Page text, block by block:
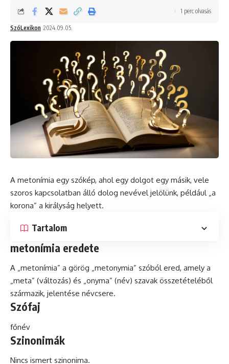
SzóLexikon 2024.09.05.
1 perc olvasás
A metonímia egy szókép, ahol egy dolgot egy másik, vele
szoros kapcsolatban álló dolog nevével jelölünk, például „a
korona” a királyság helyett.
Tartalom
metonímia eredete
A „metonímia” a görög „metonymia” szóból ered, amely a
„meta” (változás) és „onyma” (név) szavak összetételéből
származik, jelentése névcsere.
Szófaj
főnév
Szinonimák
Nincs ismert szinonima.